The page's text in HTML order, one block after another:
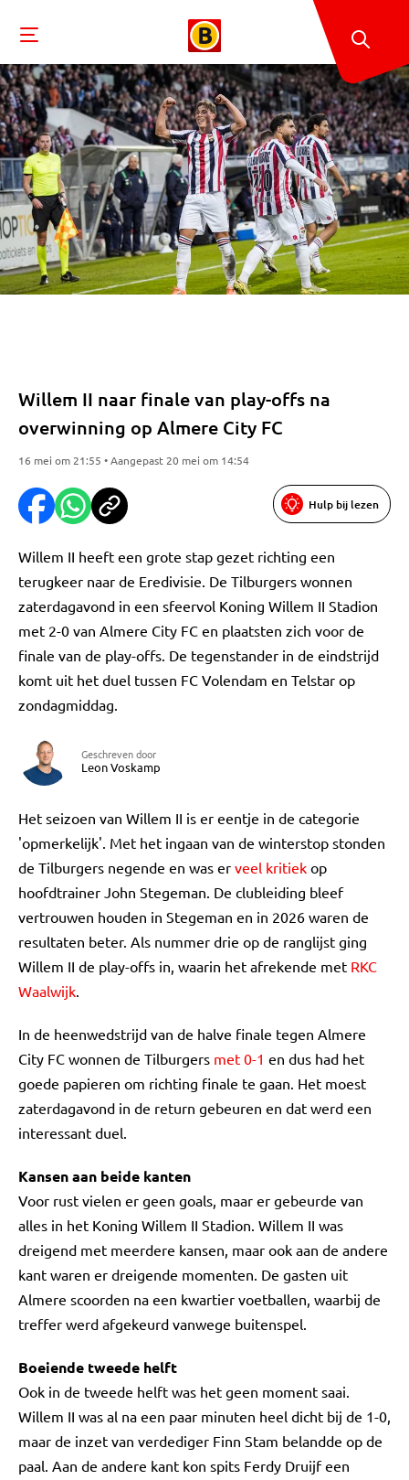
Willem II naar finale van play-offs na
overwinning op Almere City FC
16 mei om 21:55 • Aangepast 20 mei om 14:54
Hulp bij lezen
Willem II heeft een grote stap gezet richting een
terugkeer naar de Eredivisie. De Tilburgers wonnen
zaterdagavond in een sfeervol Koning Willem II Stadion
met 2-0 van Almere City FC en plaatsten zich voor de
finale van de play-offs. De tegenstander in de eindstrijd
komt uit het duel tussen FC Volendam en Telstar op
zondagmiddag.
Geschreven door
Leon Voskamp
Het seizoen van Willem II is er eentje in de categorie
'opmerkelijk'. Met het ingaan van de winterstop stonden
de Tilburgers negende en was er veel kritiek op
hoofdtrainer John Stegeman. De clubleiding bleef
vertrouwen houden in Stegeman en in 2026 waren de
resultaten beter. Als nummer drie op de ranglijst ging
Willem II de play-offs in, waarin het afrekende met RKC
Waalwijk.
In de heenwedstrijd van de halve finale tegen Almere
City FC wonnen de Tilburgers met 0-1 en dus had het
goede papieren om richting finale te gaan. Het moest
zaterdagavond in de return gebeuren en dat werd een
interessant duel.
Kansen aan beide kanten
Voor rust vielen er geen goals, maar er gebeurde van
alles in het Koning Willem II Stadion. Willem II was
dreigend met meerdere kansen, maar ook aan de andere
kant waren er dreigende momenten. De gasten uit
Almere scoorden na een kwartier voetballen, waarbij de
treffer werd afgekeurd vanwege buitenspel.
Boeiende tweede helft
Ook in de tweede helft was het geen moment saai.
Willem II was al na een paar minuten heel dicht bij de 1-0,
maar de inzet van verdediger Finn Stam belandde op de
paal. Aan de andere kant kon spits Ferdy Druijf een